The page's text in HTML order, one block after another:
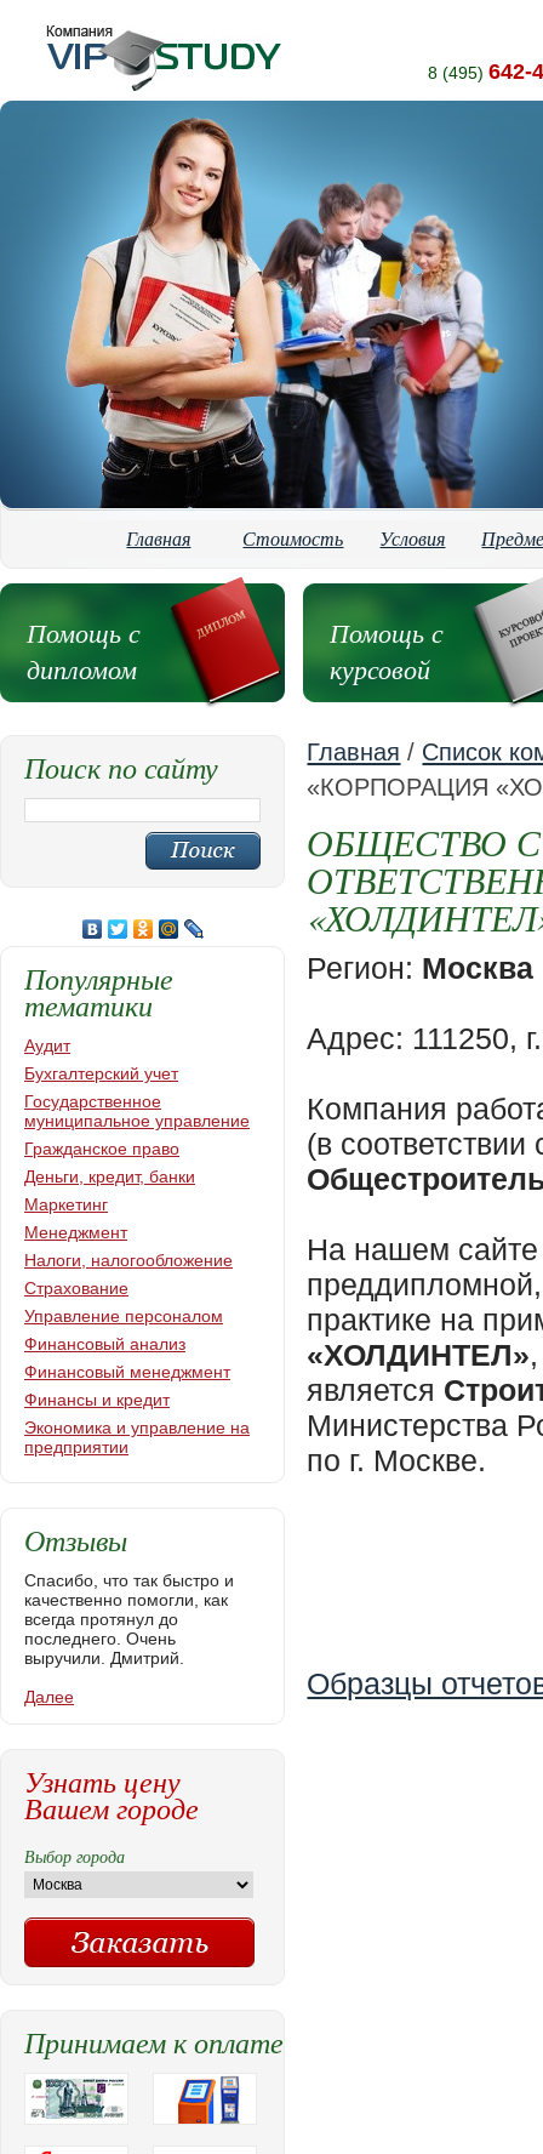
8 (495) 642-
Главная Стоимость Условия
Помощь с
дипломом
Помощь с
курсовой
Главная / Список
«КОРПОРАЦИЯ
ОБЩЕСТВО
Регион: Москва
Адрес: 111250,
Компания
(в
На нашем сайте
практике на
«ХОЛДИНТЕЛ»
является
Министерства
по г. Москве.
Образцы
Поиск по сайту
Популярные
тематики
Аудит
Бухгалтерский учет
Государственное
муниципальное управление
Гражданское право
Деньги, кредит, банки
Маркетинг
Менеджмент
Налоги, налогообложение
Страхование
Управление персоналом
Финансовый анализ
Финансовый менеджмент
Финансы и кредит
Экономика и управление на
предприятии
Отзывы
Спасибо, что так быстро и
качественно помогли, как
всегда протянул до
последнего. Очень
выручили. Дмитрий.
Далее
Узнать цену
Вашем городе
Выбор города
Принимаем к оплате